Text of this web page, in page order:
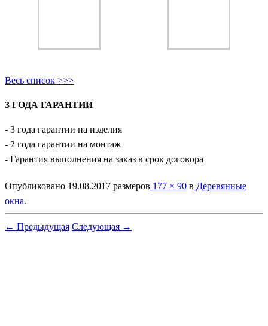
Весь список >>>
3 ГОДА ГАРАНТИИ
- 3 года гарантии на изделия
- 2 года гарантии на монтаж
- Гарантия выполнения на заказ в срок договора
Опубликовано 19.08.2017 размеров 177 × 90 в Деревянные
окна.
← Предыдущая Следующая →